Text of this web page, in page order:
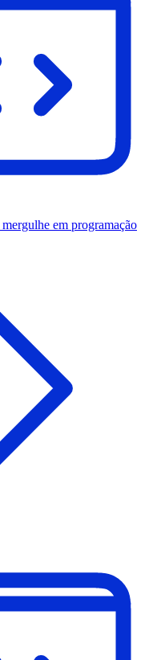
em programação